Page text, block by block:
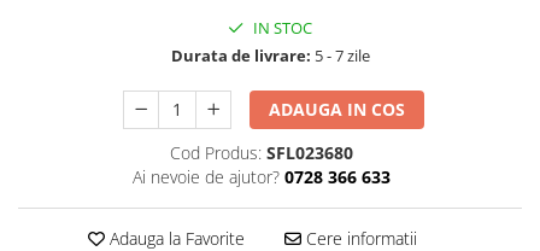
IN STOC
Durata de livrare: 5 - 7 zile
ADAUGA IN COS
Cod Produs: SFL023680
Ai nevoie de ajutor? 0728 366 633
Adauga la Favorite Cere informatii